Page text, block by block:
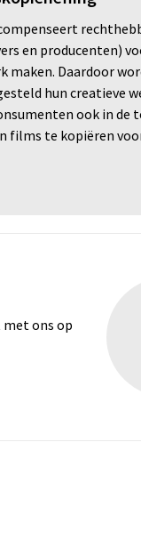
en producenten)
maken. Daardoor
hun creatieve
ook in de
films te kopiëren
ons op